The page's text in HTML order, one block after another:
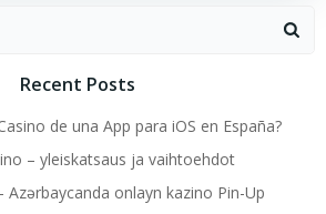
Recent Posts
de una App para iOS en España?
– yleiskatsaus ja vaihtoehdot
Azərbaycanda onlayn kazino Pin-Up